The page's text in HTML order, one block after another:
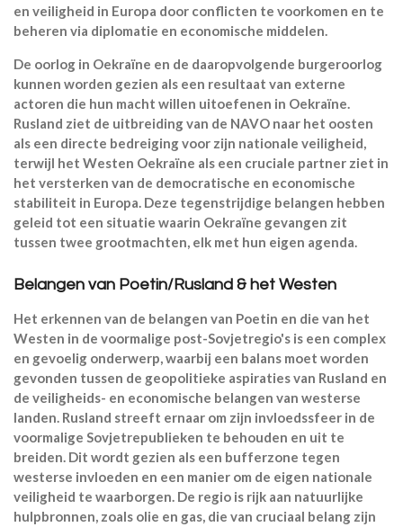
en veiligheid in Europa door conflicten te voorkomen en te
beheren via diplomatie en economische middelen.
De oorlog in Oekraïne en de daaropvolgende burgeroorlog
kunnen worden gezien als een resultaat van externe
actoren die hun macht willen uitoefenen in Oekraïne.
Rusland ziet de uitbreiding van de NAVO naar het oosten
als een directe bedreiging voor zijn nationale veiligheid,
terwijl het Westen Oekraïne als een cruciale partner ziet in
het versterken van de democratische en economische
stabiliteit in Europa. Deze tegenstrijdige belangen hebben
geleid tot een situatie waarin Oekraïne gevangen zit
tussen twee grootmachten, elk met hun eigen agenda.
Belangen van Poetin/Rusland & het Westen
Het erkennen van de belangen van Poetin en die van het
Westen in de voormalige post-Sovjetregio's is een complex
en gevoelig onderwerp, waarbij een balans moet worden
gevonden tussen de geopolitieke aspiraties van Rusland en
de veiligheids- en economische belangen van westerse
landen. Rusland streeft ernaar om zijn invloedssfeer in de
voormalige Sovjetrepublieken te behouden en uit te
breiden. Dit wordt gezien als een bufferzone tegen
westerse invloeden en een manier om de eigen nationale
veiligheid te waarborgen. De regio is rijk aan natuurlijke
hulpbronnen, zoals olie en gas, die van cruciaal belang zijn